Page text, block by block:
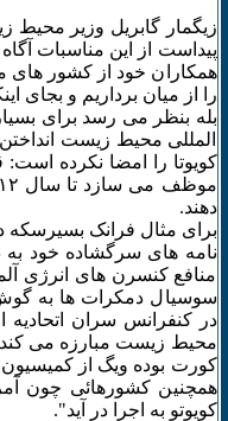
زیگمار گابریل وزیر
همکاران خود از کشور های
را از میان برداریم و بجای
بله بنظر می رسد برای
المللی محیط زیست
کویوتا را امضا نکرده
دهند.
برای مثال فرانک بسیرسکه
نامه های سرگشاده خود به
منافع کنسرن های انرژی
سوسیال دمکرات ها به گوش
در کنفرانس سران
محیط زیست مبارزه می کند
کورت بوده ویگ از کمیسیون
همچنین کشورهائی چون
کویوتو به اجرا در آید".